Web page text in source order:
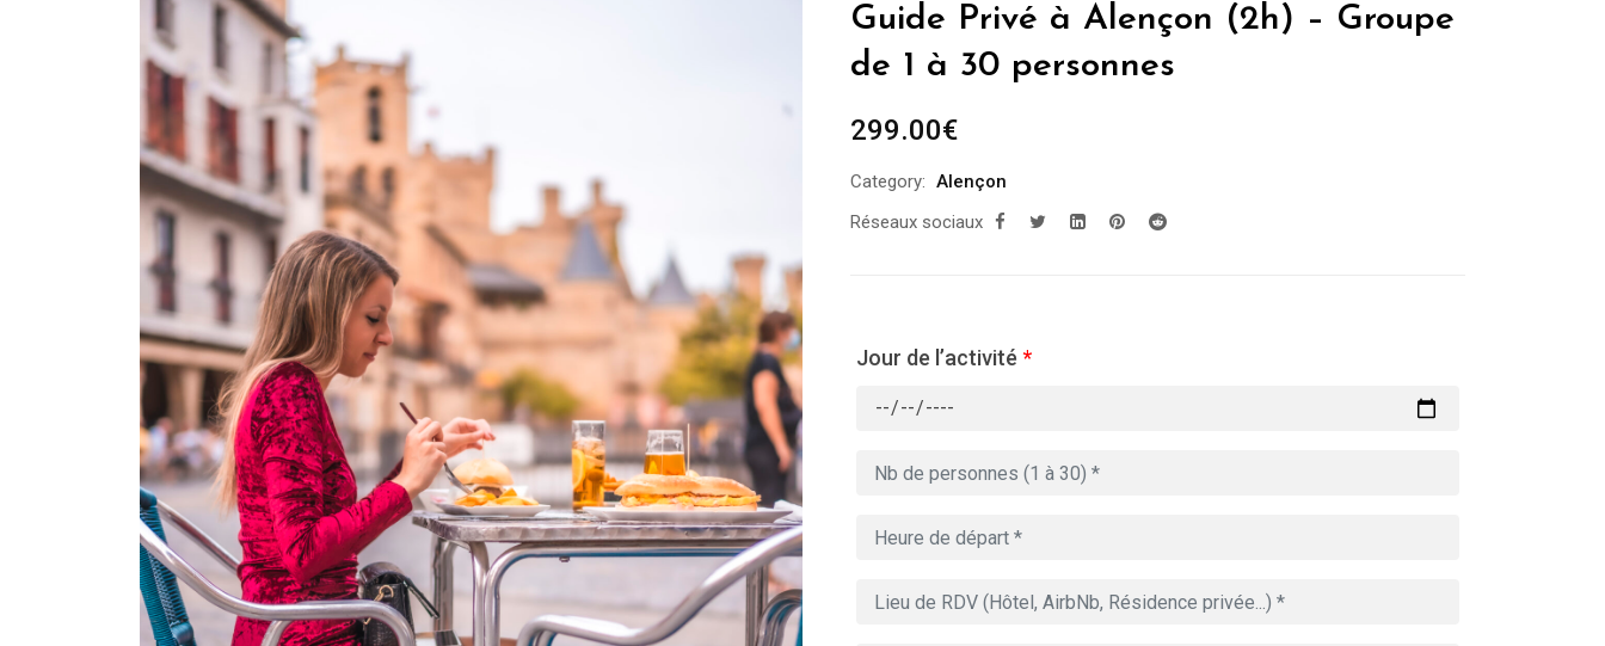
Guide Privé à Alençon (2h) – Groupe
de 1 à 30 personnes
299.00€
Category: Alençon
Réseaux sociaux
Jour de l’activité *